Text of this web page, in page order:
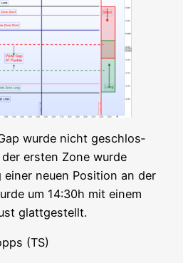
wur­de nicht geschlos­
ers­ten Zone wur­de
neu­en Posi­ti­on an der
um 14:30h mit einem
glattgestellt.
(TS)